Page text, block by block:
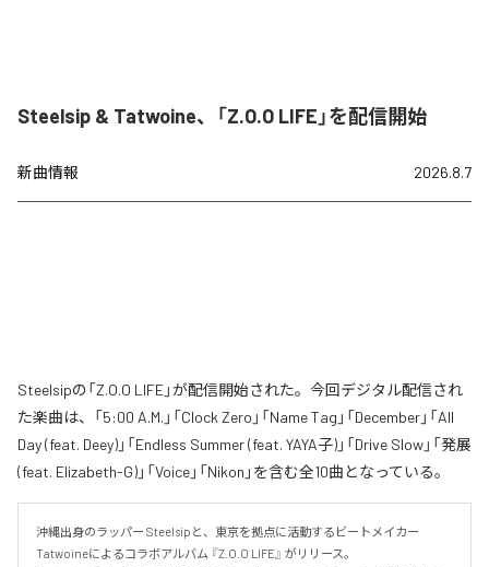
Steelsip & Tatwoine、「Z.O.O LIFE」を配信開始
新曲情報 2026.8.7
Steelsipの「Z.O.O LIFE」が配信開始された。今回デジタル配信され
た楽曲は、「5:00 A.M.」「Clock Zero」「Name Tag」「December」「All
Day (feat. Deey)」「Endless Summer (feat. YAYA子)」「Drive Slow」「発展
(feat. Elizabeth-G)」「Voice」「Nikon」を含む全10曲となっている。
沖縄出身のラッパー Steelsipと、東京を拠点に活動するビートメイカー
Tatwoineによるコラボアルバム 『Z.O.O LIFE』 がリリース。